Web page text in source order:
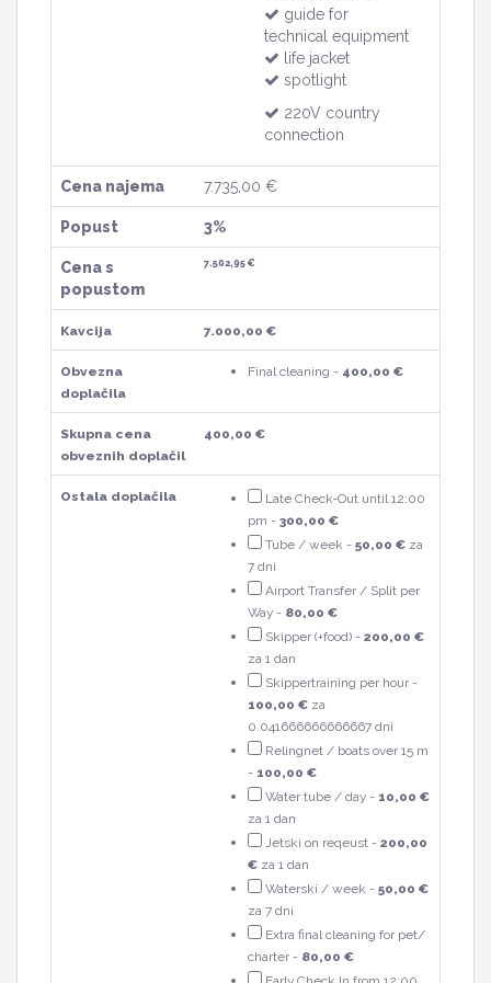
guide for
technical equipment
life jacket
spotlight
220V country
connection
Cena najema 7.735,00 €
Popust 3%
Cena s
popustom
7.502,95 €
Kavcija 7.000,00 €
Obvezna
doplačila
Final cleaning - 400,00 €
Skupna cena
obveznih doplačil
400,00 €
Ostala doplačila
Late Check-Out until 12:00
pm - 300,00 €
Tube / week - 50,00 € za
7 dni
Airport Transfer / Split per
Way - 80,00 €
Skipper (+food) - 200,00 €
za 1 dan
Skippertraining per hour -
100,00 € za
0.041666666666667 dni
Relingnet / boats over 15 m
- 100,00 €
Water tube / day - 10,00 €
za 1 dan
Jetski on reqeust - 200,00
€ za 1 dan
Waterski / week - 50,00 €
za 7 dni
Extra final cleaning for pet/
charter - 80,00 €